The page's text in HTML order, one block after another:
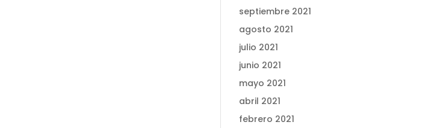
septiembre 2021
agosto 2021
julio 2021
junio 2021
mayo 2021
abril 2021
febrero 2021